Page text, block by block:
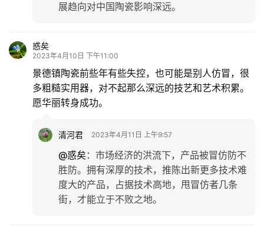
展趋向对中国陶瓷影响深远。
惑矣
2023年4月10日 下午11:00
景德镇陶瓷前些年有些失控，也可能是别人仿冒，很
多粗糙实用器，对不起那么深远的技艺和艺术积累。
愿华丽转身成功。
清河君 2023年4月11日 上午9:57
@惑矣： 市场经济的洪流下，产品被冒仿防不
胜防。拥有深厚的技术，推陈出新更多技术难
度大的产品，占据技术高地，甩冒仿者几条
街，才能立于不败之地。